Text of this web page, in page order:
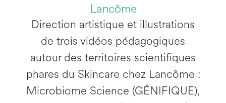
Lancôme
Direction artistique et illustrations
de trois vidéos pédagogiques
autour des territoires scientifiques
phares du Skincare chez Lancôme :
Microbiome Science (GÉNIFIQUE),